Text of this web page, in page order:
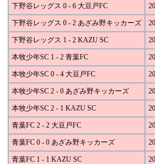
下野谷レッグス 0 - 6 大豆戸FC
下野谷レッグス 0 - 2 あざみ野キッカーズ
下野谷レッグス 1 - 2 KAZU SC
本牧少年SC 1 - 2 青葉FC
本牧少年SC 0 - 4 大豆戸FC
本牧少年SC 2 - 0 あざみ野キッカーズ
本牧少年SC 2 - 1 KAZU SC
青葉FC 2 - 2 大豆戸FC
青葉FC 0 - 0 あざみ野キッカーズ
青葉FC 1 - 1 KAZU SC